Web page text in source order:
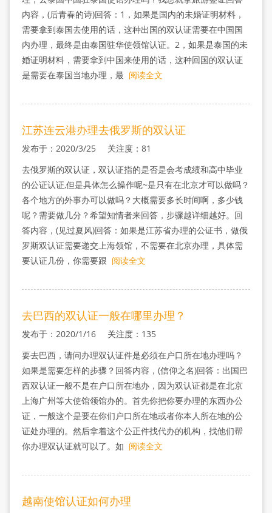
内容，(后青春的诗)回答：1，如果是国内的未婚证明材料，
需要拿到泰国去使用的话，这种出国的双认证需要在中国国
内办理，最终是由泰国驻华使领馆认证。2，如果是泰国的未
婚证明材料，需要拿到中国来使用的话，这种回国的双认证
是需要在泰国当地办理，最 阅读全文
江苏连云港办理去俄罗斯的双认证
发布于：2020/3/25 关注度：81
去俄罗斯的双认证，双认证指的是否是会考成绩和高中毕业
的公证认证,但是具体怎么操作呢~是只有在北京才可以做吗？
各个地方的外事办可以做吗？大概需要多长时间啊，多少钱
呢？需要做几分？希望知情者来回答，步骤越详细越好。回
答内容，(见过夏风)回答：如果是江苏省办理的公证书，做俄
罗斯双认证需要递交上海领馆，不需要在北京办理，具体需
要认证几份，你需要跟 阅读全文
去巴西的双认证一般在哪里办理？
发布于：2020/1/16 关注度：135
要去巴西，请问办理双认证件是必须在户口所在地办理吗？
如果是需要怎样的步骤？回答内容，(信仰之名)回答：出国巴
西双认证一般不是在户口所在地办，因为双认证都是在北京
上海广州等大使馆领馆办的。首先你把你要办理的东西办公
证，一般这个是要在你们户口所在地或者你本人所在地的公
证处办理的。然后拿着这个公正件找代办的机构，找他们帮
你办理双认证就可以了。如 阅读全文
越南使馆认证如何办理